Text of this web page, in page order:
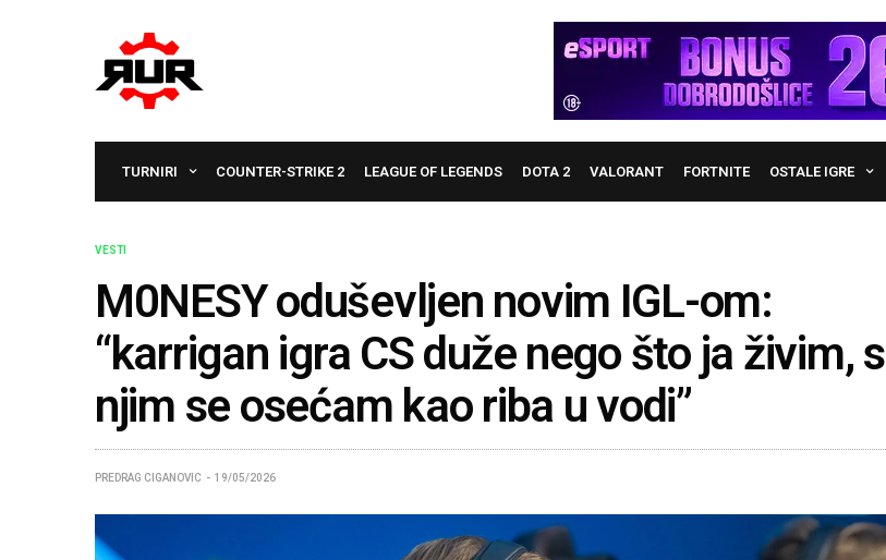
TURNIRI COUNTER-STRIKE 2 LEAGUE OF LEGENDS DOTA 2 VALORANT FORTNITE OSTALE IGRE
VESTI
M0NESY oduševljen novim IGL-om:
“karrigan igra CS duže nego što ja živim, s
njim se osećam kao riba u vodi”
PREDRAG CIGANOVIC 19/05/2026